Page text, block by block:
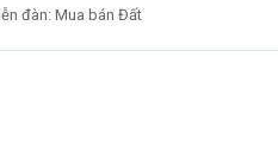
đàn:Mua bán Đất